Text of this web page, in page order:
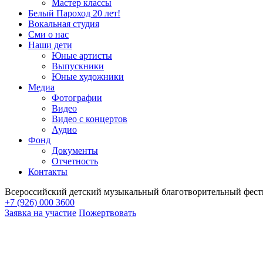
Мастер классы
Белый Пароход 20 лет!
Вокальная студия
Сми о нас
Наши дети
Юные артисты
Выпускники
Юные художники
Медиа
Фотографии
Видео
Видео с концертов
Аудио
Фонд
Документы
Отчетность
Контакты
Всероссийский детский музыкальный благотворительный
+7 (926) 000 3600
Заявка на участие Пожертвовать